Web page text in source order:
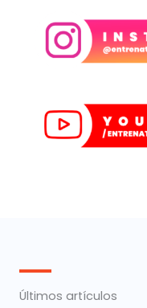
Últimos artículos